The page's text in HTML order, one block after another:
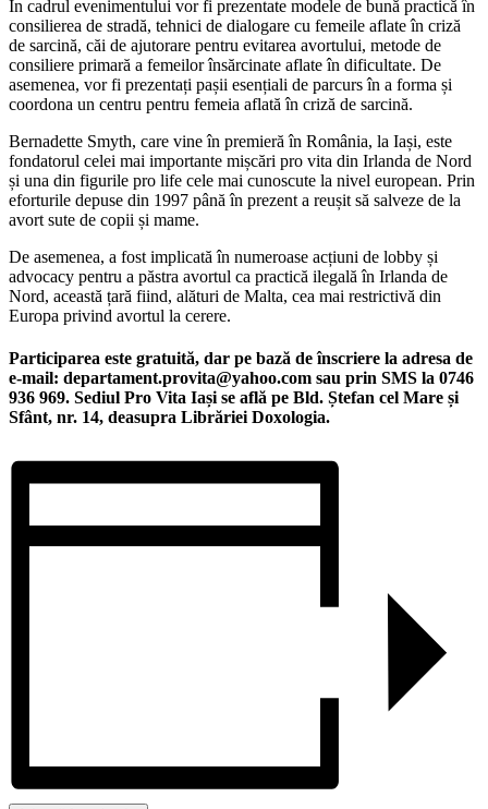
În cadrul evenimentului vor fi prezentate modele de bună practică în
consilierea de stradă, tehnici de dialogare cu femeile aflate în criză
de sarcină, căi de ajutorare pentru evitarea avortului, metode de
consiliere primară a femeilor însărcinate aflate în dificultate. De
asemenea, vor fi prezentați pașii esențiali de parcurs în a forma și
coordona un centru pentru femeia aflată în criză de sarcină.
Bernadette Smyth, care vine în premieră în România, la Iași, este
fondatorul celei mai importante mișcări pro vita din Irlanda de Nord
și una din figurile pro life cele mai cunoscute la nivel european. Prin
eforturile depuse din 1997 până în prezent a reușit să salveze de la
avort sute de copii și mame.
De asemenea, a fost implicată în numeroase acțiuni de lobby și
advocacy pentru a păstra avortul ca practică ilegală în Irlanda de
Nord, această țară fiind, alături de Malta, cea mai restrictivă din
Europa privind avortul la cerere.
Participarea este gratuită, dar pe bază de înscriere la adresa de
e-mail: departament.provita@yahoo.com sau prin SMS la 0746
936 969. Sediul Pro Vita Iași se află pe Bld. Ștefan cel Mare și
Sfânt, nr. 14, deasupra Librăriei Doxologia.